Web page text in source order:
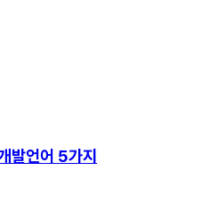
발언어 5가지